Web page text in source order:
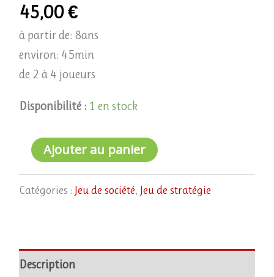
45,00€
à partir de: 8ans
environ: 45min
de 2 à 4 joueurs
Disponibilité : 1 en stock
Ajouter au panier
Catégories : Jeu de société, Jeu de stratégie
Description